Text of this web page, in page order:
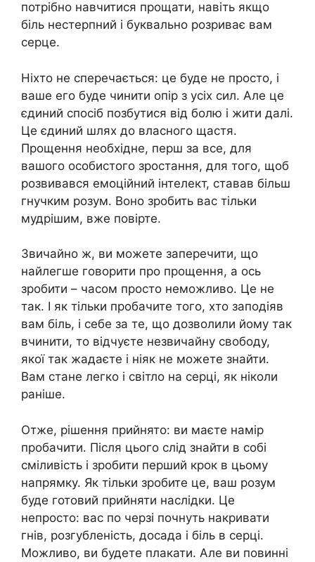
потрібно навчитися прощати, навіть якщо
біль нестерпний і буквально розриває вам
серце.
Ніхто не сперечається: це буде не просто, і
ваше его буде чинити опір з усіх сил. Але це
єдиний спосіб позбутися від болю і жити далі.
Це єдиний шлях до власного щастя.
Прощення необхідне, перш за все, для
вашого особистого зростання, для того, щоб
розвивався емоційний інтелект, ставав більш
гнучким розум. Воно зробить вас тільки
мудрішим, вже повірте.
Звичайно ж, ви можете заперечити, що
найлегше говорити про прощення, а ось
зробити – часом просто неможливо. Це не
так. І як тільки пробачите того, хто заподіяв
вам біль, і себе за те, що дозволили йому так
вчинити, то відчуєте незвичайну свободу,
якої так жадаєте і ніяк не можете знайти.
Вам стане легко і світло на серці, як ніколи
раніше.
Отже, рішення прийнято: ви маєте намір
пробачити. Після цього слід знайти в собі
сміливість і зробити перший крок в цьому
напрямку. Як тільки зробите це, ваш розум
буде готовий прийняти наслідки. Це
непросто: вас по черзі почнуть накривати
гнів, розгубленість, досада і біль в серці.
Можливо, ви будете плакати. Але ви повинні